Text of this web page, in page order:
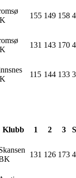
155 149 158
131 143 170
115 144 133
Klubb 1 2 3
131 126 173